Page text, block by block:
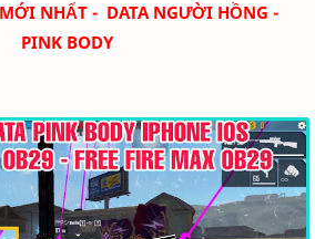
NHẤT- DATA NGƯỜI HỒNG -
PINK BODY